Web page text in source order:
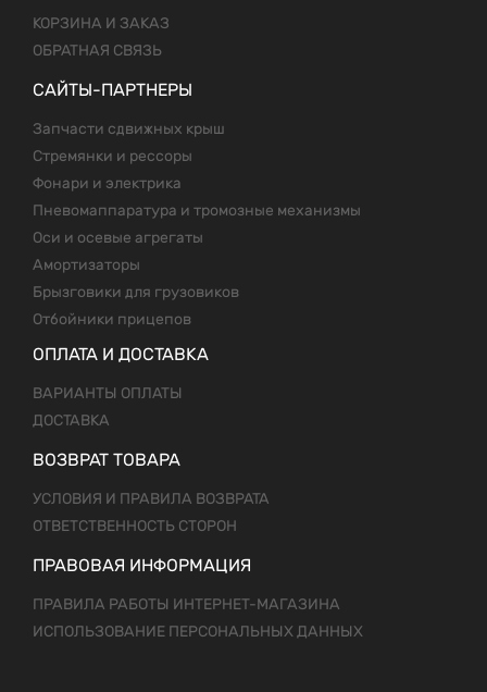
КОРЗИНА И ЗАКАЗ
ОБРАТНАЯ СВЯЗЬ
САЙТЫ-ПАРТНЕРЫ
Запчасти сдвижных крыш
Стремянки и рессоры
Фонари и электрика
Пневомаппаратура и тромозные механизмы
Оси и осевые агрегаты
Амортизаторы
Брызговики для грузовиков
Отбойники прицепов
ОПЛАТА И ДОСТАВКА
ВАРИАНТЫ ОПЛАТЫ
ДОСТАВКА
ВОЗВРАТ ТОВАРА
УСЛОВИЯ И ПРАВИЛА ВОЗВРАТА
ОТВЕТСТВЕННОСТЬ СТОРОН
ПРАВОВАЯ ИНФОРМАЦИЯ
ПРАВИЛА РАБОТЫ ИНТЕРНЕТ-МАГАЗИНА
ИСПОЛЬЗОВАНИЕ ПЕРСОНАЛЬНЫХ ДАННЫХ